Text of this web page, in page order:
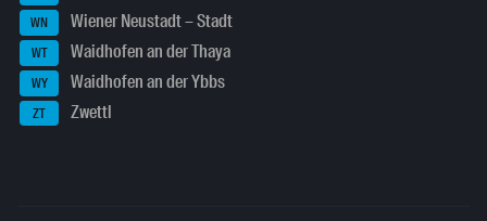
WN Wiener Neustadt – Stadt
WT Waidhofen an der Thaya
WY Waidhofen an der Ybbs
ZT Zwettl